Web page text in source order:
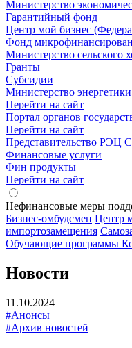
Министерство
Гарантийный фонд
Центр мой бизнес
Фонд
Министерство сельского
Гранты
Субсидии
Министерство
Перейти на сайт
Портал органов
Перейти на сайт
Представительство РЭЦ
Финансовые услуги
Фин продукты
Перейти на сайт
Нефинансовые меры
Бизнес-омбудсмен Центр
импортозамещения
Обучающие программы
Новости
11.10.2024
#Анонсы
#Архив новостей